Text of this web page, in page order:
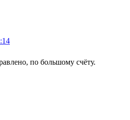
по большому счёту.